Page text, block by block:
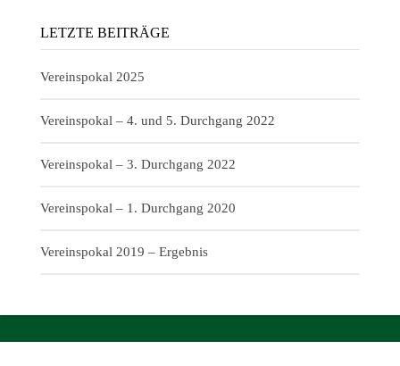
LETZTE BEITRÄGE
Vereinspokal 2025
Vereinspokal – 4. und 5. Durchgang 2022
Vereinspokal – 3. Durchgang 2022
Vereinspokal – 1. Durchgang 2020
Vereinspokal 2019 – Ergebnis